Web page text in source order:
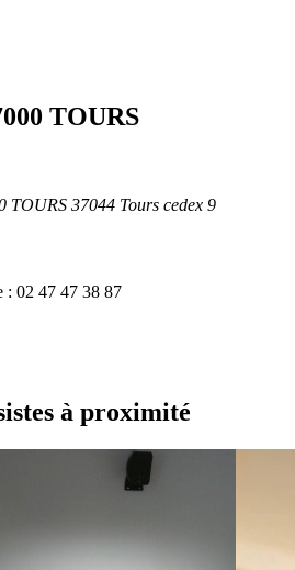
TOURS
TOURS 37044 Tours cedex 9
: 02 47 47 38 87
à proximité